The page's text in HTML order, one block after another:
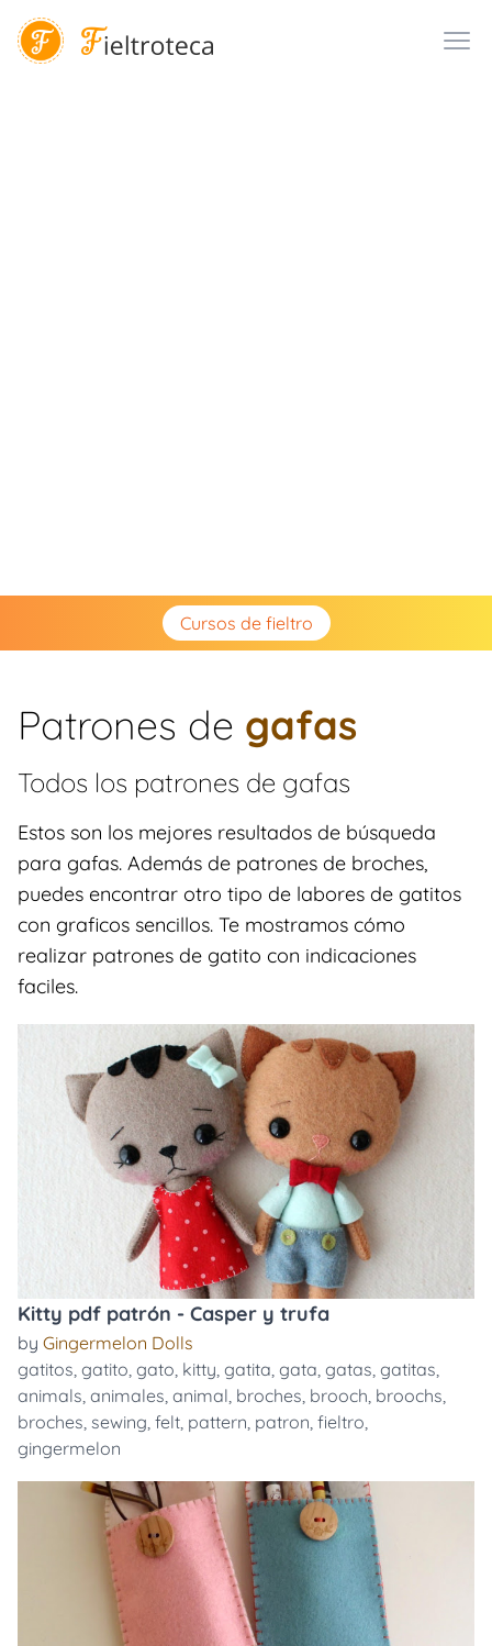
Cursos de fieltro
Patrones de gafas
Todos los patrones de gafas
Estos son los mejores resultados de búsqueda
para gafas. Además de patrones de broches,
puedes encontrar otro tipo de labores de gatitos
con graficos sencillos. Te mostramos cómo
realizar patrones de gatito con indicaciones
faciles.
Kitty pdf patrón - Casper y trufa
by Gingermelon Dolls
gatitos, gatito, gato, kitty, gatita, gata, gatas, gatitas,
animals, animales, animal, broches, brooch, broochs,
broches, sewing, felt, pattern, patron, fieltro,
gingermelon